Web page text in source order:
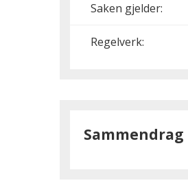
Saken gjelder:
Regelverk:
Sammendrag